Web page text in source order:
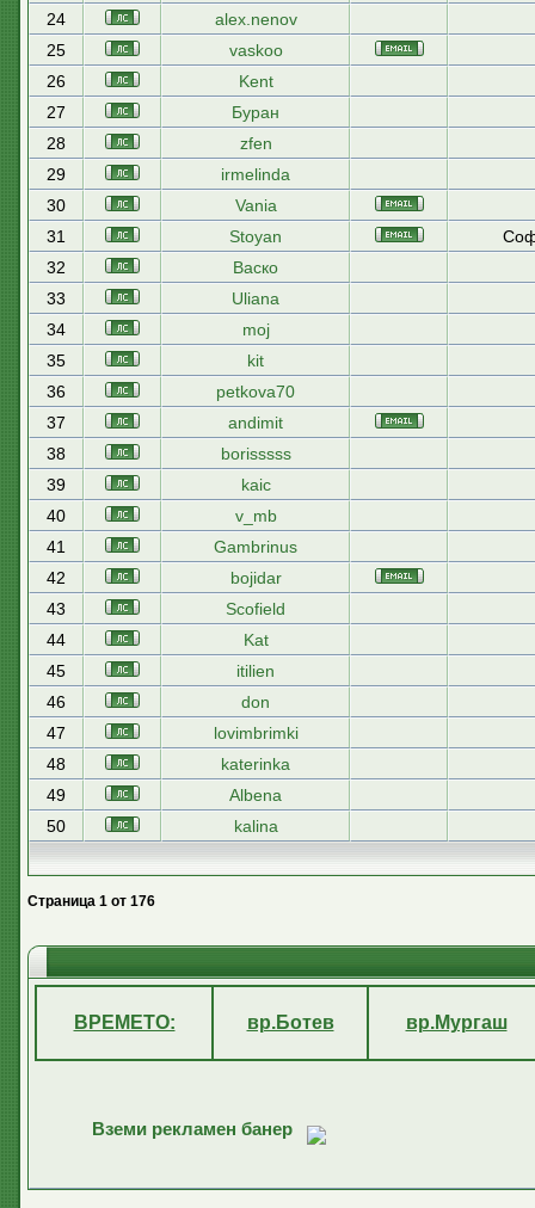
24
alex.nenov
25
vaskoo
26
Kent
27
Буран
28
zfen
29
irmelinda
30
Vania
31
Stoyan
32
Васко
33
Uliana
34
moj
35
kit
36
petkova70
37
andimit
38
borisssss
39
kaic
40
v_mb
41
Gambrinus
42
bojidar
43
Scofield
44
Kat
45
itilien
46
don
47
lovimbrimki
48
katerinka
49
Albena
50
kalina
Страница 1 от 176
ВРЕМЕТО: вр.Ботев вр.Мургаш
Вземи рекламен банер